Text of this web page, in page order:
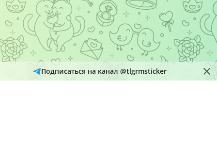
Подписаться на канал @tlgrmsticker